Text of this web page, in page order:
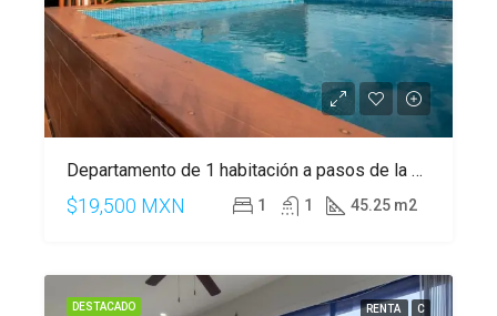
Departamento de 1 habitación a pasos de la 5 Av, Playa del Carmen
$19,500 MXN 1 1 45.25 m2
DESTACADO RENTA C